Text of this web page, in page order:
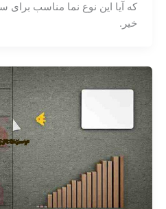
که آیا این نوع نما مناسب
خیر.